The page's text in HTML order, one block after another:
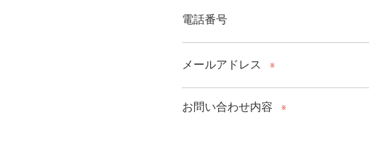
電話番号
メールアドレス ※
お問い合わせ内容 ※